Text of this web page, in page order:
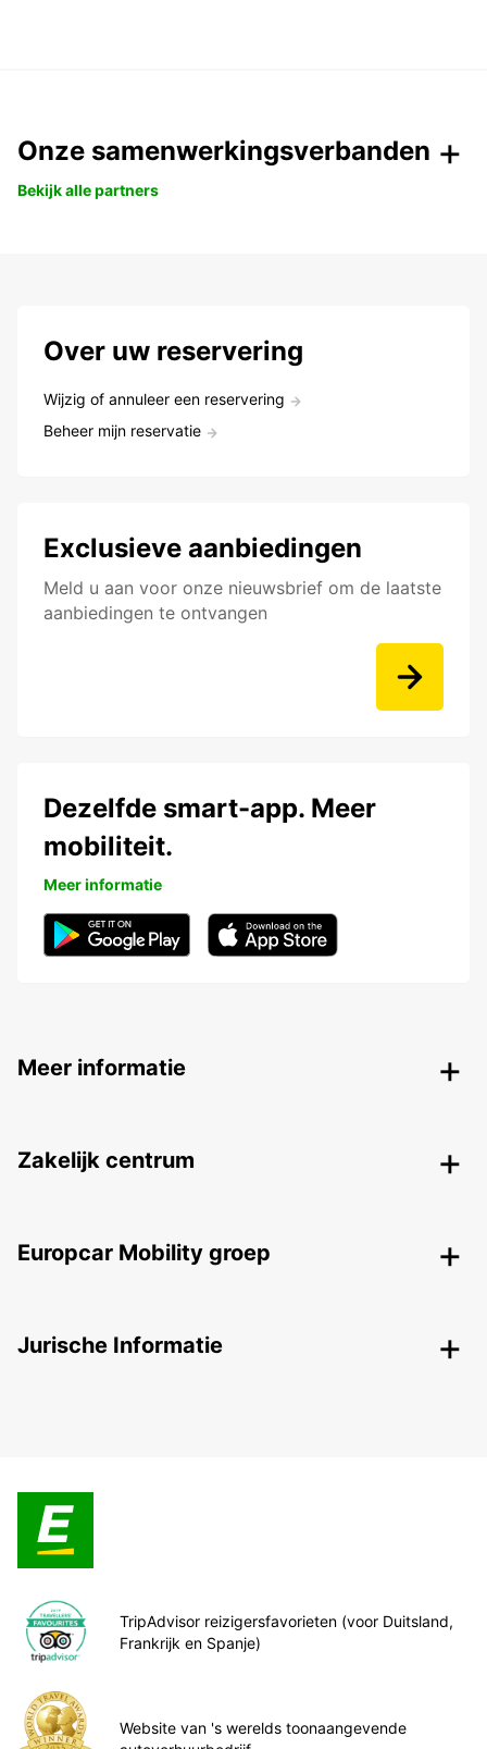
Onze samenwerkingsverbanden
Bekijk alle partners
Over uw reservering
Wijzig of annuleer een reservering
Beheer mijn reservatie
Exclusieve aanbiedingen
Meld u aan voor onze nieuwsbrief om de laatste
aanbiedingen te ontvangen
Dezelfde smart-app. Meer
mobiliteit.
Meer informatie
Meer informatie
Zakelijk centrum
Europcar Mobility groep
Jurische Informatie
TripAdvisor reizigersfavorieten (voor Duitsland,
Frankrijk en Spanje)
Website van 's werelds toonaangevende